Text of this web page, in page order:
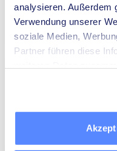
analysieren. Außerdem
Verwendung unserer
soziale Medien,
Partner führen diese
Elektriker